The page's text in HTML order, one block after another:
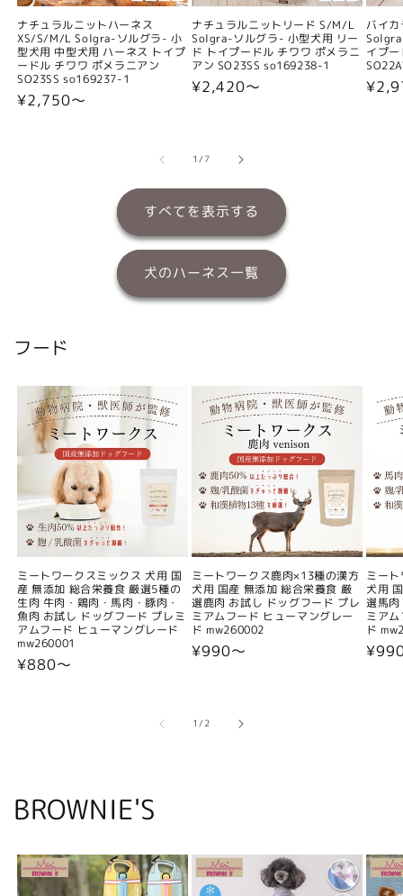
ナチュラルニットハーネス
XS/S/M/L Solgra-ソルグラ- 小
型犬用 中型犬用 ハーネス トイプ
ードル チワワ ポメラニアン
SO23SS so169237-1
通
¥2,750〜
ナチュラルニットリード S/M/L
Solgra-ソルグラ- 小型犬用 リー
ド トイプードル チワワ ポメラニ
アン SO23SS so169238-1
通
¥2,420〜
バイ
イプ
通
1/の
7
すべてを表示する
犬のハーネス一覧
フード
ミートワークスミックス 犬用 国
産 無添加 総合栄養食 厳選5種の
生肉 牛肉・鶏肉・馬肉・豚肉・
魚肉 お試し ドッグフード プレミ
アムフード ヒューマングレード
mw260001
通
¥880〜
ミートワークス鹿肉×13種の漢方
犬用 国産 無添加 総合栄養食 厳
選鹿肉 お試し ドッグフード プレ
ミアムフード ヒューマングレー
ド mw260002
通
¥990〜
ミー
犬用
選馬
ミア
ド
通
1/の
2
BROWNIE'S